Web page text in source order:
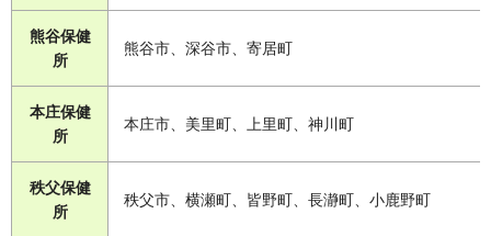
熊谷保健
所
熊谷市、深谷市、寄居町
本庄保健
所
本庄市、美里町、上里町、神川町
秩父保健
所
秩父市、横瀬町、皆野町、長瀞町、小鹿野町